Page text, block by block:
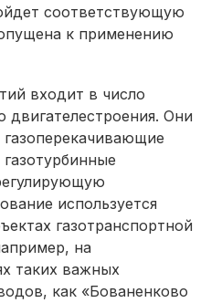
соответствующую
к применению
входит в число
двигателестроения. Они
используется
газотранспортной
на
таких важных
как «Бованенково